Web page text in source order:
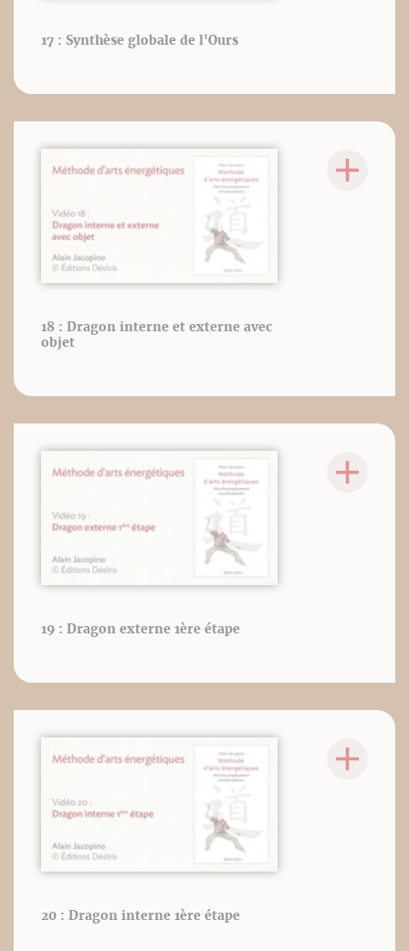
17 : Synthèse globale de l'Ours
18 : Dragon interne et externe avec
objet
19 : Dragon externe 1ère étape
20 : Dragon interne 1ère étape